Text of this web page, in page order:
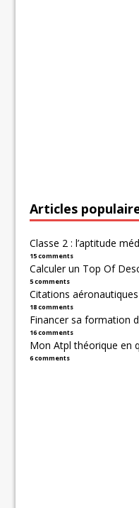
Articles
Classe 2 : l’aptitude
15 comments
Calculer un Top Of
5 comments
Citations aéronautiques
18 comments
Financer sa formation
16 comments
Mon Atpl théorique en
6 comments